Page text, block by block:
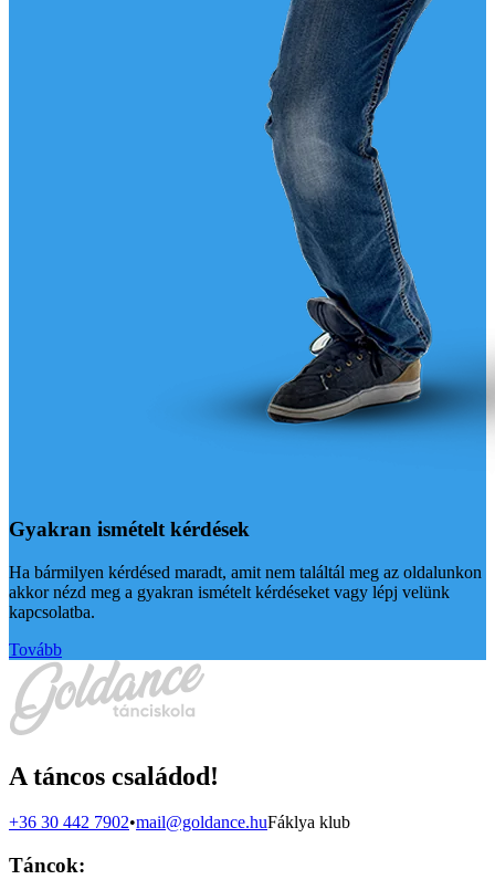
Gyakran ismételt kérdések
Ha bármilyen kérdésed maradt, amit nem találtál meg az oldalunkon
akkor nézd meg a gyakran ismételt kérdéseket vagy lépj velünk
kapcsolatba.
Tovább
A táncos családod!
+36 30 442 7902•mail@goldance.huFáklya klub
Táncok: